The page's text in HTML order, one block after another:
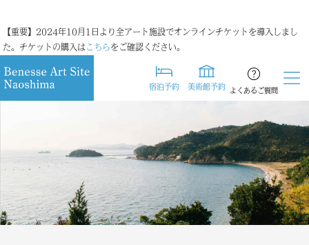
【重要】2024年10月1日より全アート施設でオンラインチケットを導入しまし
た。チケットの購入は こちらをご確認ください。
宿泊予約 美術館予約 よくあるご質問